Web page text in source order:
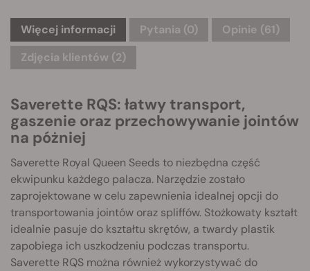
Więcej informacji Pytania (0)
Opinie (61)
Zdjęcia klientów (2)
Saverette RQS: łatwy transport,
gaszenie oraz przechowywanie jointów
na póżniej
Saverette Royal Queen Seeds to niezbędna część
ekwipunku każdego palacza. Narzędzie zostało
zaprojektowane w celu zapewnienia idealnej opcji do
transportowania jointów oraz spliffów. Stożkowaty kształt
idealnie pasuje do kształtu skrętów, a twardy plastik
zapobiega ich uszkodzeniu podczas transportu.
Saverette RQS można również wykorzystywać do